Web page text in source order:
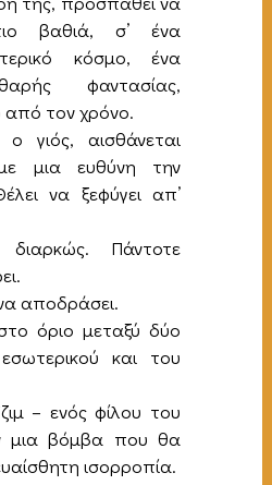
βαθιά, σ’ ένα
κόσμο, ένα
φαντασίας,
τον χρόνο.
γιός, αισθάνεται
μια ευθύνη την
να ξεφύγει απ’
διαρκώς. Πάντοτε
αποδράσει.
όριο μεταξύ δύο
και του
– ενός φίλου του
μια βόμβα που θα
ισορροπία.